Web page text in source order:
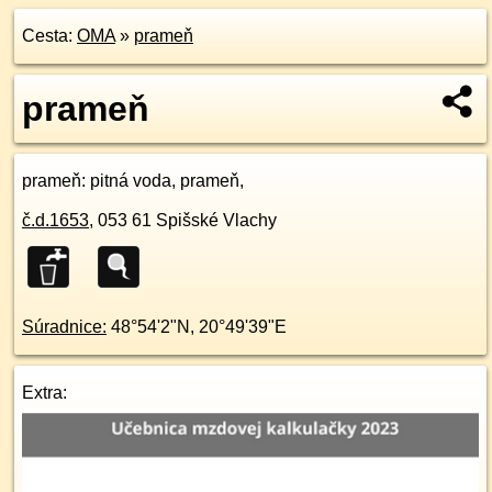
Cesta: OMA» prameň
prameň
prameň: pitná voda, prameň,
č.d.1653, 053 61 Spišské Vlachy
Súradnice: 48°54'2"N , 20°49'39"E
Extra: